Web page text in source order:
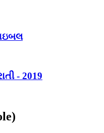
- 2019